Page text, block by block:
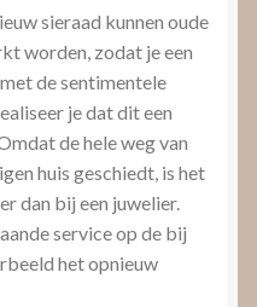
sieraad kunnen oude
worden, zodat je een
de sentimentele
je dat dit een
de hele weg van
huis geschiedt, is het
dan bij een juwelier.
service op de bij
het opnieuw